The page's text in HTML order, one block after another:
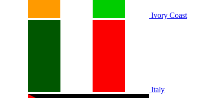
Ivory Coast
Italy